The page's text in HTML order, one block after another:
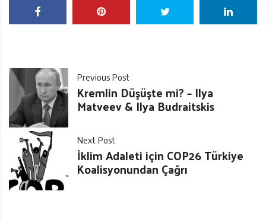
Previous Post
Kremlin Düşüşte mi? – Ilya
Matveev & Ilya Budraitskis
Next Post
İklim Adaleti için COP26 Türkiye
Koalisyonundan Çağrı